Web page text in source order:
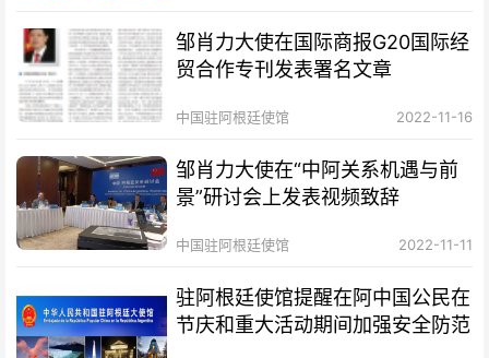
邹肖力大使在国际商报G20国际经
贸合作专刊发表署名文章
中国驻阿根廷使馆 2022-11-16
邹肖力大使在“中阿关系机遇与前
景”研讨会上发表视频致辞
中国驻阿根廷使馆 2022-11-11
驻阿根廷使馆提醒在阿中国公民在
节庆和重大活动期间加强安全防范